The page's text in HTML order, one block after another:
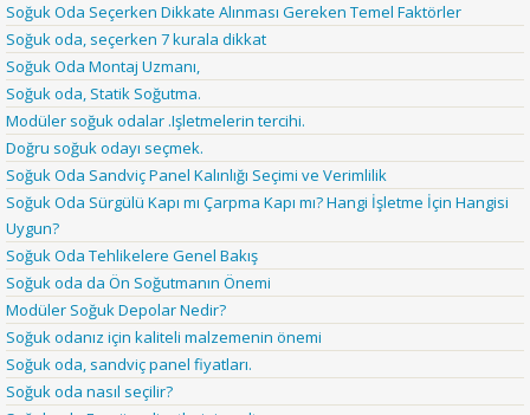
Soğuk Oda Seçerken Dikkate Alınması Gereken Temel Faktörler
Soğuk oda, seçerken 7 kurala dikkat
Soğuk Oda Montaj Uzmanı,
Soğuk oda, Statik Soğutma.
Modüler soğuk odalar .Işletmelerin tercihi.
Doğru soğuk odayı seçmek.
Soğuk Oda Sandviç Panel Kalınlığı Seçimi ve Verimlilik
Soğuk Oda Sürgülü Kapı mı Çarpma Kapı mı? Hangi İşletme İçin Hangisi
Uygun?
Soğuk Oda Tehlikelere Genel Bakış
Soğuk oda da Ön Soğutmanın Önemi
Modüler Soğuk Depolar Nedir?
Soğuk odanız için kaliteli malzemenin önemi
Soğuk oda, sandviç panel fiyatları.
Soğuk oda nasıl seçilir?